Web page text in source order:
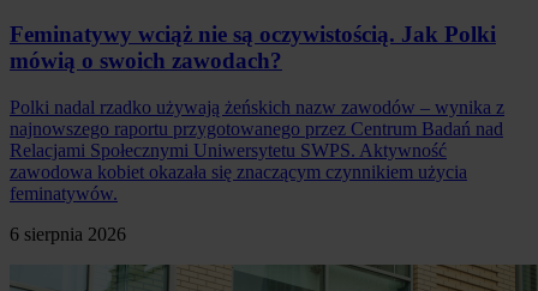
Feminatywy wciąż nie są oczywistością. Jak Polki
mówią o swoich zawodach?
Polki nadal rzadko używają żeńskich nazw zawodów – wynika z
najnowszego raportu przygotowanego przez Centrum Badań nad
Relacjami Społecznymi Uniwersytetu SWPS. Aktywność
zawodowa kobiet okazała się znaczącym czynnikiem użycia
feminatywów.
6 sierpnia 2026